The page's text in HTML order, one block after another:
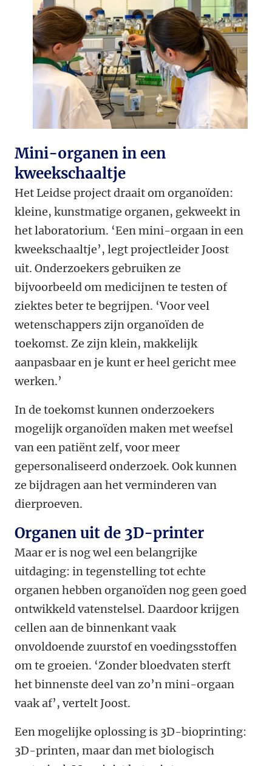
Mini-organen in een
kweekschaaltje
Het Leidse project draait om organoïden:
kleine, kunstmatige organen, gekweekt in
het laboratorium. ‘Een mini-orgaan in een
kweekschaaltje’, legt projectleider Joost
uit. Onderzoekers gebruiken ze
bijvoorbeeld om medicijnen te testen of
ziektes beter te begrijpen. ‘Voor veel
wetenschappers zijn organoïden de
toekomst. Ze zijn klein, makkelijk
aanpasbaar en je kunt er heel gericht mee
werken.’
In de toekomst kunnen onderzoekers
mogelijk organoïden maken met weefsel
van een patiënt zelf, voor meer
gepersonaliseerd onderzoek. Ook kunnen
ze bijdragen aan het verminderen van
dierproeven.
Organen uit de 3D-printer
Maar er is nog wel een belangrijke
uitdaging: in tegenstelling tot echte
organen hebben organoïden nog geen goed
ontwikkeld vatenstelsel. Daardoor krijgen
cellen aan de binnenkant vaak
onvoldoende zuurstof en voedingsstoffen
om te groeien. ‘Zonder bloedvaten sterft
het binnenste deel van zo’n mini-orgaan
vaak af’, vertelt Joost.
Een mogelijke oplossing is 3D-bioprinting:
3D-printen, maar dan met biologisch